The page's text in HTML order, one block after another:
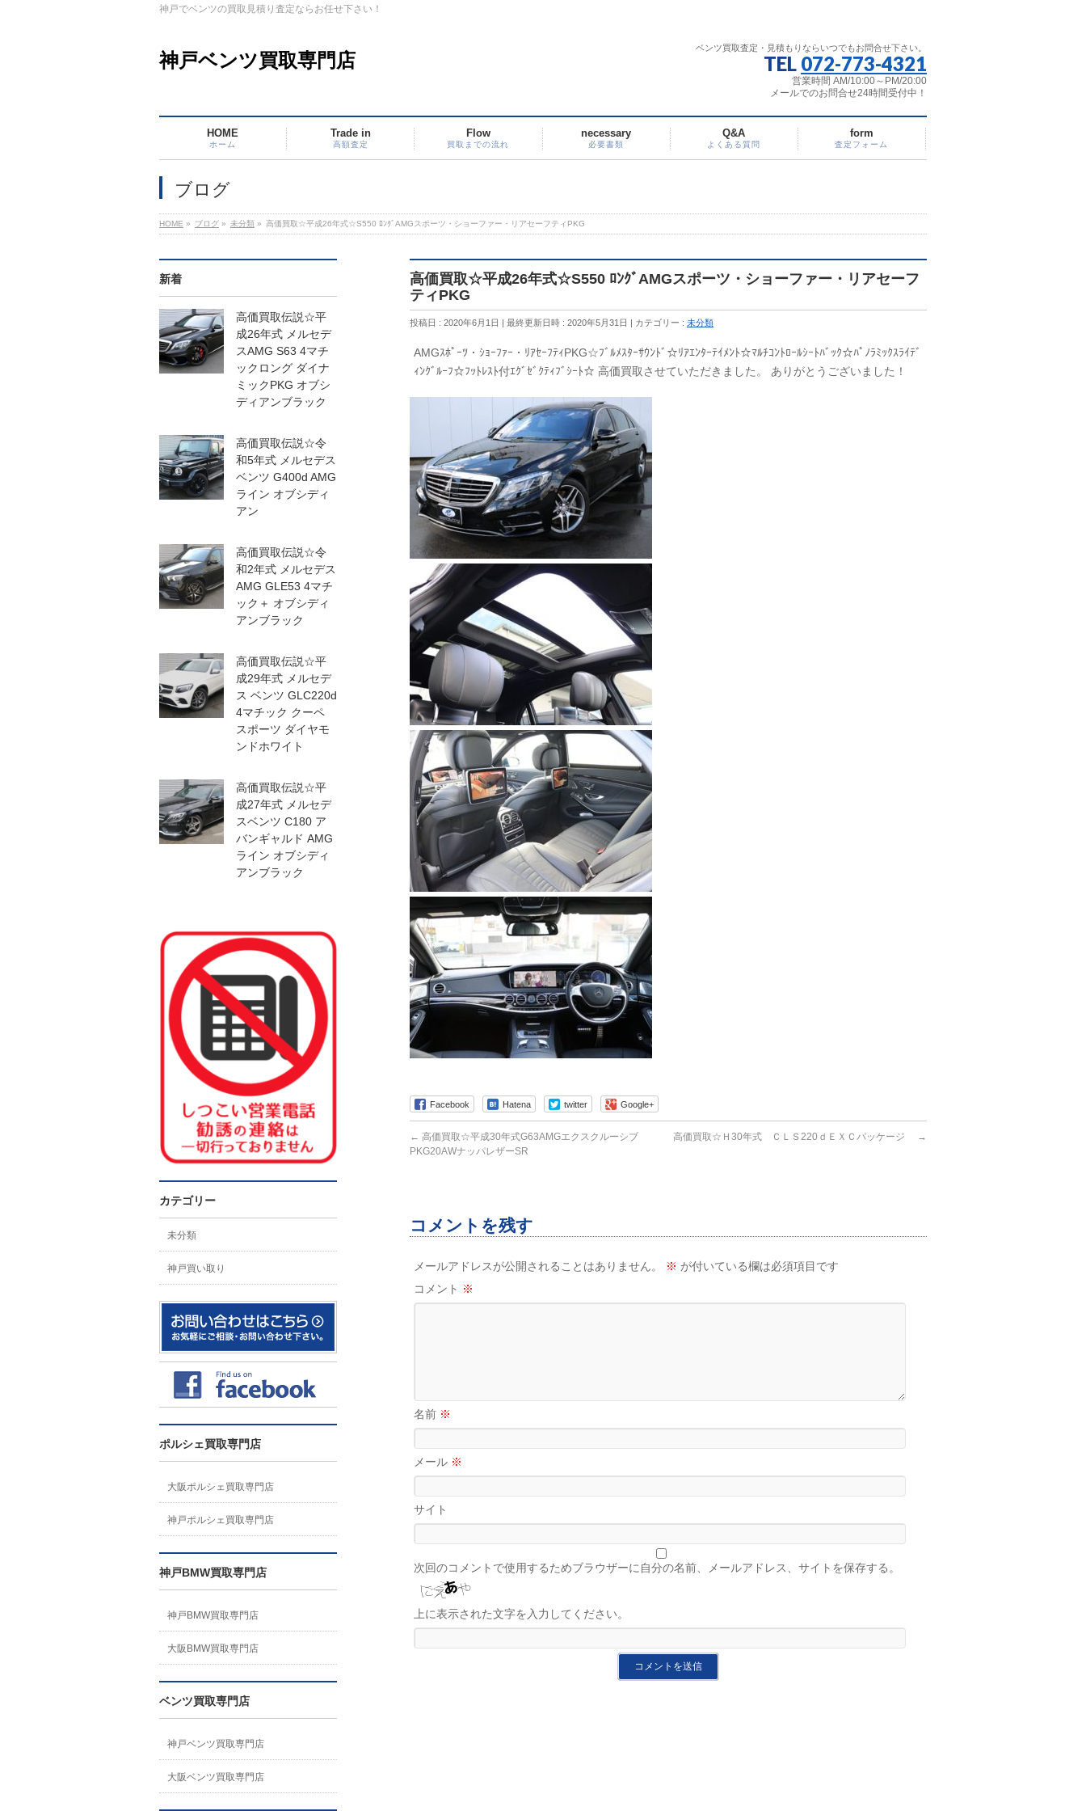
神戸でベンツの買取見積り査定ならお任せ下さい！
神戸ベンツ買取専門店
ベンツ買取査定・見積もりならいつでもお問合せ下さい。
TEL 072-773-4321
営業時間 AM/10:00～PM/20:00
メールでのお問合せ24時間受付中！
HOME
ホーム
Trade in
高額査定
Flow
買取までの流れ
necessary
必要書類
Q&A
よくある質問
form
査定フォーム
ブログ
HOME » ブログ » 未分類 » 高価買取☆平成26年式☆S550 ﾛﾝｸﾞAMGスポーツ・ショーファー・リアセーフティPKG
高価買取☆平成26年式☆S550 ﾛﾝｸﾞAMGスポーツ・ショーファー・リアセーフ
ティPKG
投稿日 : 2020年6月1日 最終更新日時 : 2020年5月31日 カテゴリー : 未分類
AMGｽﾎﾟｰﾂ・ｼｮｰﾌｧｰ・ﾘｱｾｰﾌﾃｨPKG☆ﾌﾞﾙﾒｽﾀｰｻｳﾝﾄﾞ☆ﾘｱｴﾝﾀｰﾃｲﾒﾝﾄ☆ﾏﾙﾁｺﾝﾄﾛｰﾙｼｰﾄﾊﾞｯｸ☆ﾊﾟﾉﾗﾐｯｸｽﾗｲﾃﾞ
ｨﾝｸﾞﾙｰﾌ☆ﾌｯﾄﾚｽﾄ付ｴｸﾞｾﾞｸﾃｨﾌﾞｼｰﾄ☆ 高価買取させていただきました。 ありがとうございました！
Facebook Hatena twitter Google+
← 高価買取☆平成30年式G63AMGエクスクルーシブ
PKG20AWナッパレザーSR
高価買取☆Ｈ30年式 ＣＬＳ220ｄＥＸＣパッケージ →
コメントを残す
メールアドレスが公開されることはありません。 ※ が付いている欄は必須項目です
コメント ※
名前 ※
メール ※
サイト
次回のコメントで使用するためブラウザーに自分の名前、メールアドレス、サイトを保存する。
上に表示された文字を入力してください。
新着
高価買取伝説☆平
成26年式 メルセデ
スAMG S63 4マチ
ックロング ダイナ
ミックPKG オブシ
ディアンブラック
高価買取伝説☆令
和5年式 メルセデス
ベンツ G400d AMG
ライン オブシディ
アン
高価買取伝説☆令
和2年式 メルセデス
AMG GLE53 4マチ
ック＋ オブシディ
アンブラック
高価買取伝説☆平
成29年式 メルセデ
ス ベンツ GLC220d
4マチック クーペ
スポーツ ダイヤモ
ンドホワイト
高価買取伝説☆平
成27年式 メルセデ
スベンツ C180 ア
バンギャルド AMG
ライン オブシディ
アンブラック
カテゴリー
未分類
神戸買い取り
ポルシェ買取専門店
大阪ポルシェ買取専門店
神戸ポルシェ買取専門店
神戸BMW買取専門店
神戸BMW買取専門店
大阪BMW買取専門店
ベンツ買取専門店
神戸ベンツ買取専門店
大阪ベンツ買取専門店